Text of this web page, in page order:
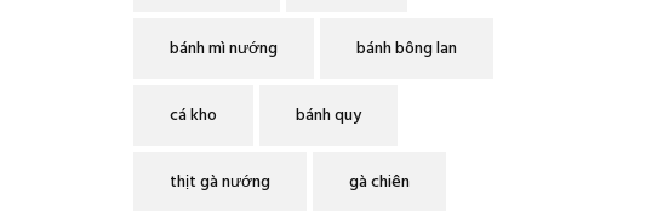
bánh mì nướng bánh bông lan
cá kho bánh quy
thịt gà nướng gà chiên